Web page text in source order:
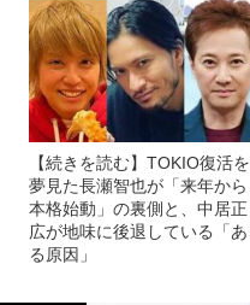
【続きを読む】TOKIO復活を
夢見た長瀬智也が「来年から
本格始動」の裏側と、中居正
広が地味に後退している「あ
る原因」